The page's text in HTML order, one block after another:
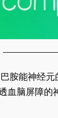
胺能神经
脑黑质致
血脑屏障的